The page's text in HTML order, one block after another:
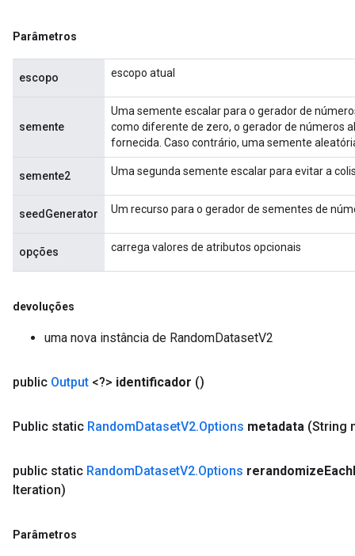
Parâmetros
escopo escopo atual
semente
Uma semente escalar para o gerador de
como diferente de zero, o gerador de números
fornecida. Caso contrário, uma semente
semente2 Uma segunda semente escalar para evitar a
seedGenerator Um recurso para o gerador de sementes de
opções carrega valores de atributos opcionais
devoluções
uma nova instância de RandomDatasetV2
public Output <?> identificador ()
Public static RandomDatasetV2.Options metadata (String
public static RandomDatasetV2.Options rerandomizeEach
Iteration)
Parâmetros